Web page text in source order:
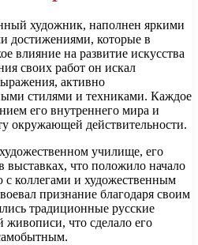
художник, наполнен яркими
достижениями, которые в
влияние на развитие искусства
своих работ он искал
активно
стилями и техниками. Каждое
его внутреннего мира и
окружающей действительности.
училище, его
выставках, что положило начало
коллегами и художественным
признание благодаря своим
традиционные русские
что сделало его